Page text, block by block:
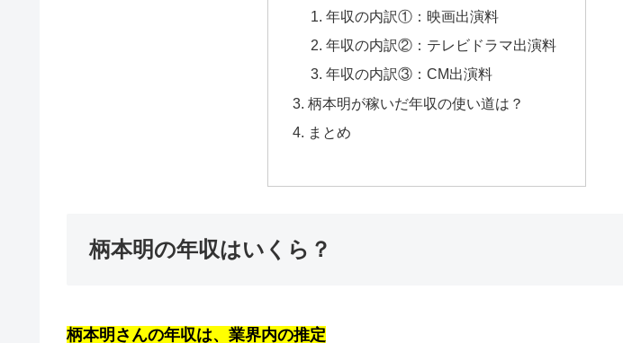
年収の内訳①：映画出演料
年収の内訳②：テレビドラマ出演料
年収の内訳③：CM出演料
柄本明が稼いだ年収の使い道は？
まとめ
柄本明の年収はいくら？
柄本明さんの年収は、業界内の推定